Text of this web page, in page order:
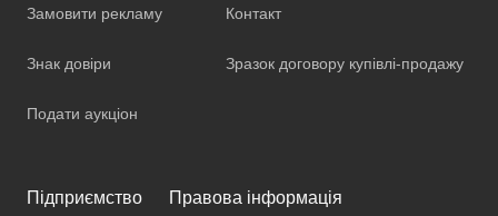
Замовити рекламу
Знак довіри
Подати аукціон
Контакт
Зразок договору купівлі-продажу
Підприємство Правова інформація